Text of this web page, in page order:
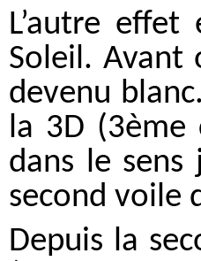
L’autre
Soleil. Avant
devenu
la 3D (3ème
dans le sens
second voile
Depuis la